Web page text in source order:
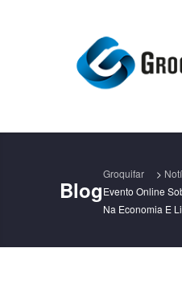
Blog
Groquifar >
Evento Online
Na Economia E